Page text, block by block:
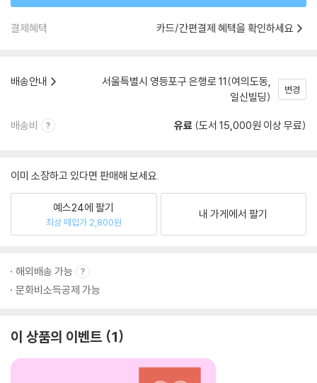
결제혜택 카드/간편결제 혜택을 확인하세요
배송안내
서울특별시 영등포구 은행로 11(여의도동,
일신빌딩)
변경
배송비 유료 (도서 15,000원 이상 무료)
이미 소장하고 있다면 판매해 보세요.
예스24에 팔기
최상 매입가 2,800원
내 가게에서 팔기
해외배송 가능
문화비소득공제 가능
이 상품의 이벤트 1